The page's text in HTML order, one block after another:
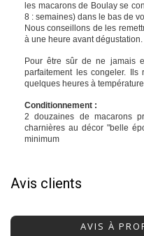
les macarons de Boulay se
8 : semaines) dans le bas de
Nous conseillons de les
à une heure avant dégustation.
Pour être sûr de ne jamais
parfaitement les congeler. Ils
quelques heures à
Conditionnement :
2 douzaines de macarons
charnières au décor "belle
minimum
Avis clients
AVIS À